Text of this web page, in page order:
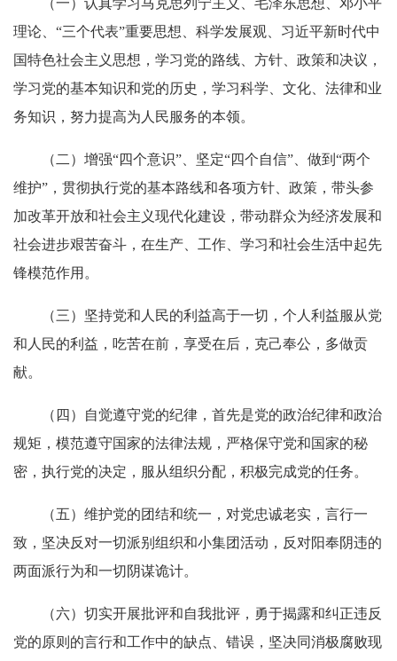
（一）认真学习马克思列宁主义、毛泽东思想、邓小平
理论、“三个代表”重要思想、科学发展观、习近平新时代中
国特色社会主义思想，学习党的路线、方针、政策和决议，
学习党的基本知识和党的历史，学习科学、文化、法律和业
务知识，努力提高为人民服务的本领。
（二）增强“四个意识”、坚定“四个自信”、做到“两个
维护”，贯彻执行党的基本路线和各项方针、政策，带头参
加改革开放和社会主义现代化建设，带动群众为经济发展和
社会进步艰苦奋斗，在生产、工作、学习和社会生活中起先
锋模范作用。
（三）坚持党和人民的利益高于一切，个人利益服从党
和人民的利益，吃苦在前，享受在后，克己奉公，多做贡
献。
（四）自觉遵守党的纪律，首先是党的政治纪律和政治
规矩，模范遵守国家的法律法规，严格保守党和国家的秘
密，执行党的决定，服从组织分配，积极完成党的任务。
（五）维护党的团结和统一，对党忠诚老实，言行一
致，坚决反对一切派别组织和小集团活动，反对阳奉阴违的
两面派行为和一切阴谋诡计。
（六）切实开展批评和自我批评，勇于揭露和纠正违反
党的原则的言行和工作中的缺点、错误，坚决同消极腐败现